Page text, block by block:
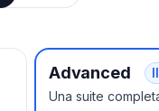
Advanced
Una suite